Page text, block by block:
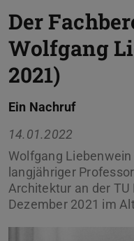
Der
Wolfgang
2021)
Ein Nachruf
14.01.2022
Wolfgang
langjähriger
Architektur an der
Dezember 2021 im